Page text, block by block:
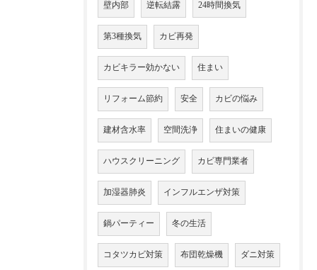
壁内部 逆転結露 24時間換気
第3種換気 カビ再発
カビキラー効かない 住まい
リフォーム節約 安全 カビの悩み
建材含水率 空間洗浄 住まいの健康
ハウスクリーニング カビ専門業者
加湿器肺炎 インフルエンザ対策
鍋パーティー 冬の生活
コタツカビ対策 布団乾燥機 ダニ対策